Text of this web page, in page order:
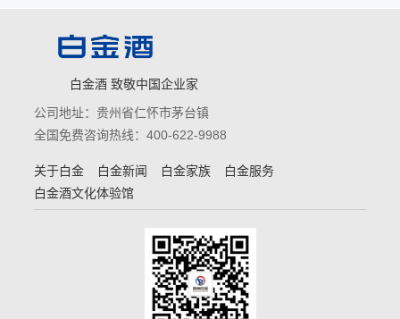
白金酒 致敬中国企业家
公司地址：贵州省仁怀市茅台镇
全国免费咨询热线：400-622-9988
关于白金 白金新闻 白金家族
白金服务
白金酒文化体验馆